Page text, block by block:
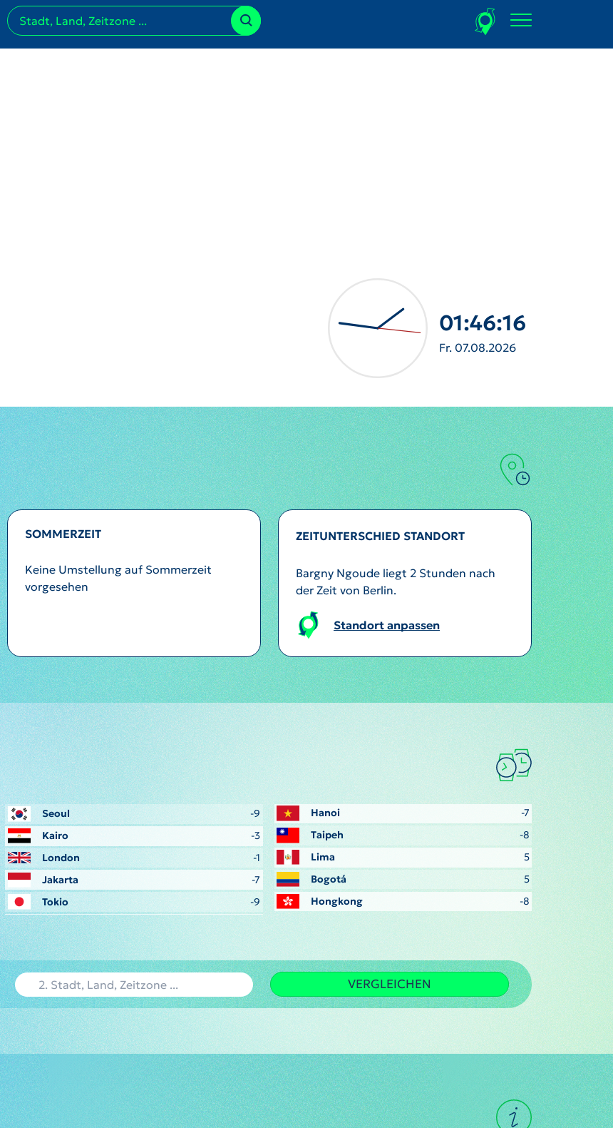
01:46:17
Fr. 07.08.2026
SOMMERZEIT
Keine Umstellung auf Sommerzeit
vorgesehen
ZEITUNTERSCHIED STANDORT
Bargny Ngoude liegt 2 Stunden nach
der Zeit von Berlin.
Standort anpassen
Seoul
-9
Kairo
-3
London
-1
Jakarta
-7
Tokio
-9
Hanoi
-7
Taipeh
-8
Lima
5
Bogotá
5
Hongkong
-8
VERGLEICHEN